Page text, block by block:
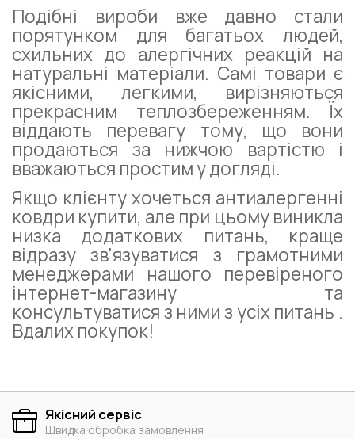
Подібні вироби вже давно стали
порятунком для багатьох людей,
схильних до алергічних реакцій на
натуральні матеріали. Самі товари є
якісними, легкими, вирізняються
прекрасним теплозбереженням. Їх
віддають перевагу тому, що вони
продаються за нижчою вартістю і
вважаються простим у догляді.
Якщо клієнту хочеться антиалергенні
ковдри купити, але при цьому виникла
низка додаткових питань, краще
відразу зв'язуватися з грамотними
менеджерами нашого перевіреного
інтернет-магазину та
консультуватися з ними з усіх питань .
Вдалих покупок!
Якісний сервіс
Швидка обробка замовлення